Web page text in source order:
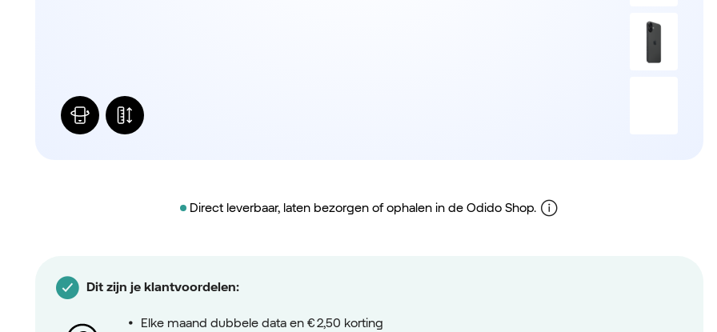
Direct leverbaar, laten bezorgen of ophalen in de Odido Shop.
Dit zijn je klantvoordelen:
Elke maand dubbele data en € 2,50 korting